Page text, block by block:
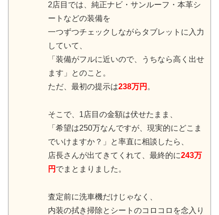
2店目では、純正ナビ・サンルーフ・本革シ
ートなどの装備を
一つずつチェックしながらタブレットに入力
していて、
「装備がフルに近いので、うちなら高く出せ
ます」とのこと。
ただ、最初の提示は238万円 。
そこで、1店目の金額は伏せたまま、
「希望は250万なんですが、現実的にどこま
でいけますか？」と率直に相談したら、
店長さんが出てきてくれて、最終的に243万
円 でまとまりました。
査定前に洗車機だけじゃなく、
内装の拭き掃除とシートのコロコロを念入り